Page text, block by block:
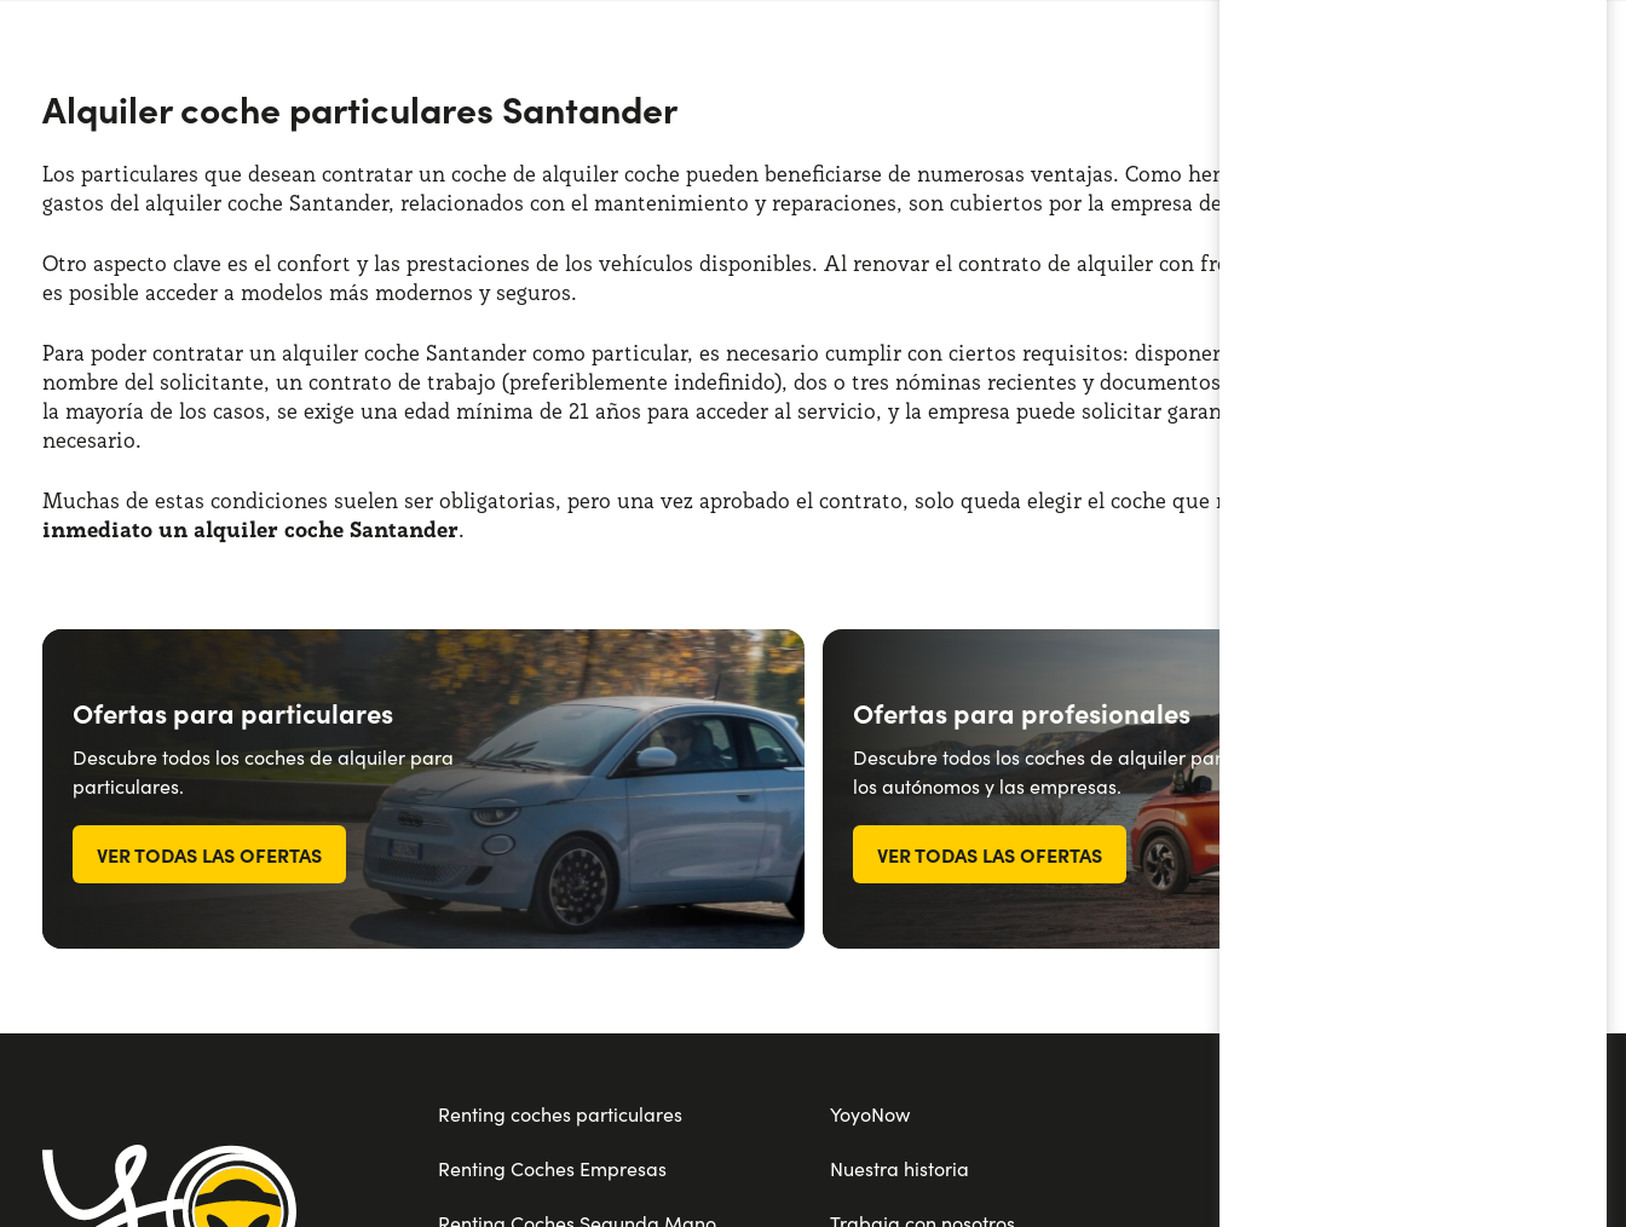
Alquiler coche particulares Santander
Los particulares que desean contratar un coche de alquiler coche pueden beneficiarse de numerosas ventajas. Como hemos mencionado, muchos de los
gastos del alquiler coche Santander, relacionados con el mantenimiento y reparaciones, son cubiertos por la empresa de alquiler.
Otro aspecto clave es el confort y las prestaciones de los vehículos disponibles. Al renovar el contrato de alquiler con frecuencia, cada pocos meses o años,
es posible acceder a modelos más modernos y seguros.
Para poder contratar un alquiler coche Santander como particular, es necesario cumplir con ciertos requisitos: disponer de una cuenta bancaria en España a
nombre del solicitante, un contrato de trabajo (preferiblemente indefinido), dos o tres nóminas recientes y documentos de identidad vigentes. Además, en
la mayoría de los casos, se exige una edad mínima de 21 años para acceder al servicio, y la empresa puede solicitar garantías adicionales si lo considera
necesario.
Muchas de estas condiciones suelen ser obligatorias, pero una vez aprobado el contrato, solo queda elegir el coche que más te convenga y
inmediato un alquiler coche Santander.
Ofertas para particulares
Descubre todos los coches de alquiler para
particulares.
VER TODAS LAS OFERTAS
Ofertas para profesionales
Descubre todos los coches de alquiler para
los autónomos y las empresas.
VER TODAS LAS OFERTAS
Renting coches particulares
Renting Coches Empresas
YoyoNow
Nuestra historia